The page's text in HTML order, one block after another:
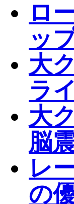
ロ
ッ
大
ラ
大
脳
レ
の